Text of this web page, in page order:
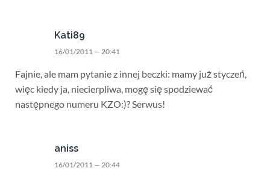
Kati89
16/01/2011 — 20:41
Fajnie, ale mam pytanie z innej beczki: mamy już styczeń,
więc kiedy ja, niecierpliwa, mogę się spodziewać
następnego numeru KZO:)? Serwus!
aniss
16/01/2011 — 20:44